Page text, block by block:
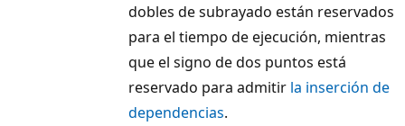
dobles de subrayado están reservados
para el tiempo de ejecución, mientras
que el signo de dos puntos está
reservado para admitir la inserción de
dependencias.